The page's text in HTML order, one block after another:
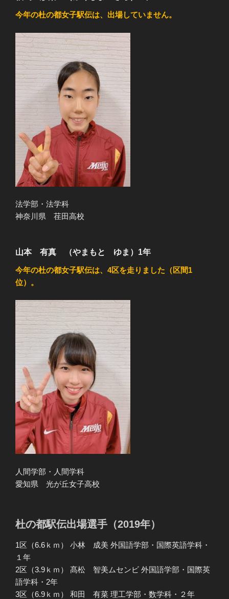
今年の杜の都女子駅伝は、出場していません。
法学部・法学科
神奈川県 荏田高校
山本 有真 （やまもと ゆま）1年
今年の杜の都女子駅伝は、4区を走りました（区間1
位）。
人間学部・人間学科
愛知県 光が丘女子高校
杜の都駅伝出場選手（2019年）
1区（6.6ｋｍ） 小林 成美 外国語学部・国際英語学科・
１年
2区（3.9ｋｍ） 髙松 智美ムセンビ​ 外国語学部・国際英
語学科・2年
3区（6.9ｋｍ） 和田 有菜 理工学部・数学科・２年